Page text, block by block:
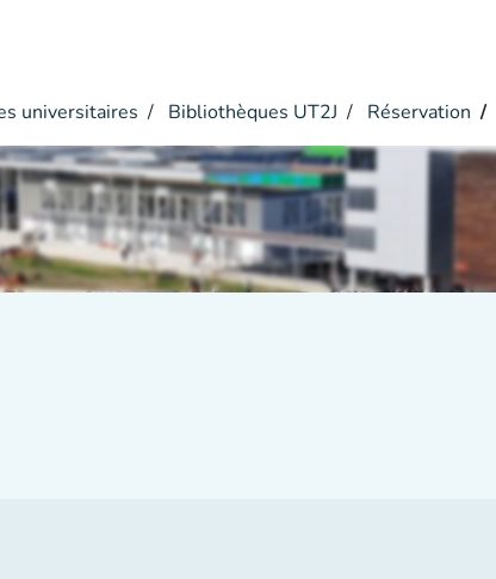
universitaires Bibliothèques UT2J Réservation